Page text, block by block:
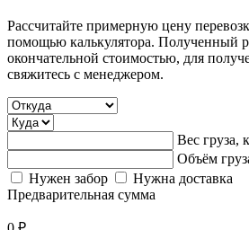
Рассчитайте примерную цену
помощью калькулятора. Полученный
окончательной стоимостью, для
свяжитесь с менеджером.
Вес груза,
Объём
Нужен забор
Нужна доставка
Предварительная сумма